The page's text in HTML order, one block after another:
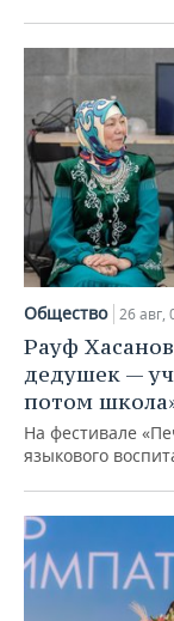
Общество 26 авг,
Рауф
дедушек —
потом
На фестивале
языкового